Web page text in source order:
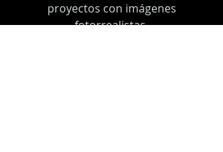
proyectos con imágenes
fotorrealistas.